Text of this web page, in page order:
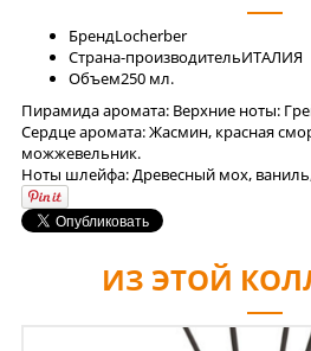
БрендLocherber
Страна-производительИТАЛИЯ
Объем250 мл.
Пирамида аромата: Верхние ноты:
Сердце аромата: Жасмин, красная
можжевельник.
Ноты шлейфа: Древесный мох,
ИЗ ЭТОЙ